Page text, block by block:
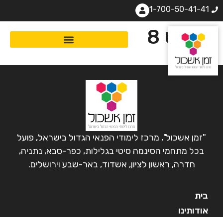
1-700-50-41-41
מפגש 8
"זמן אשכול", מרכז לימודי הפנאי הגדול בישראל, פועל
בכל מתחמי הסינמה סיטי בגלילות, כפר-סבא, נתניה,
חדרה, ראשון לציון, אשדוד, באר-שבע וירושלים.
בית
אודותינו